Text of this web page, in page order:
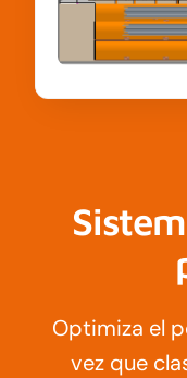
Optimiza el
vez que